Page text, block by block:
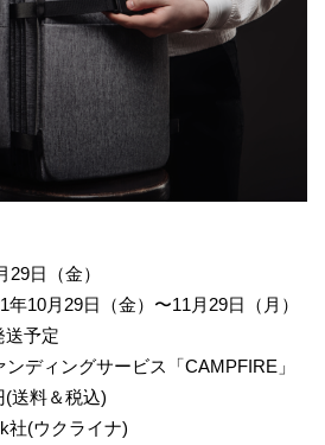
日（金）
10月29日（金）〜11月29日（月）
送予定
ディングサービス「CAMPFIRE」
(送料＆税込)
社(ウクライナ)